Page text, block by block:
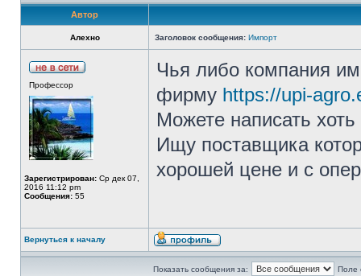
Автор
Алехно Заголовок сообщения: Импорт
Профессор
Зарегистрирован: Ср дек 07,
2016 11:12 pm
Сообщения: 55
Чья либо компания
фирму https://upi-
Можете написать
Ищу поставщика
хорошей цене и с
Вернуться к началу
Показать сообщения за: Поле